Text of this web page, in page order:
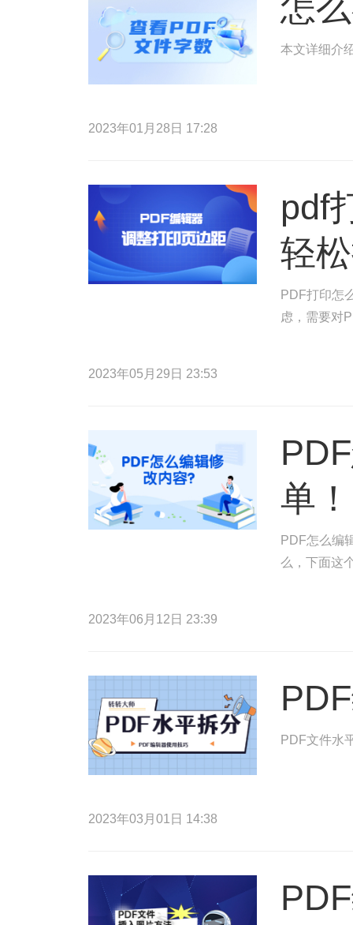
本文详细介
2023年01月28日 17:28
pdf
轻
PDF打印怎
虑，需要对
2023年05月29日 23:53
单！
PDF怎么编
么，下面这
2023年06月12日 23:39
PDF文件水
2023年03月01日 14:38